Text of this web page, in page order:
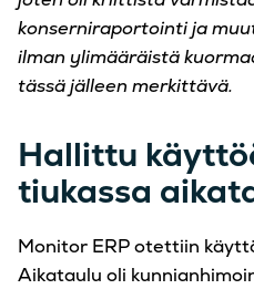
konserniraportointi ja
ilman ylimääräistä
tässä jälleen merkittävä.
Hallittu
tiukassa
Monitor ERP otettiin
Aikataulu oli